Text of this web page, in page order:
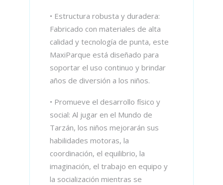
• Estructura robusta y duradera:
Fabricado con materiales de alta
calidad y tecnología de punta, este
MaxiParque está diseñado para
soportar el uso continuo y brindar
años de diversión a los niños.
• Promueve el desarrollo físico y
social: Al jugar en el Mundo de
Tarzán, los niños mejorarán sus
habilidades motoras, la
coordinación, el equilibrio, la
imaginación, el trabajo en equipo y
la socialización mientras se